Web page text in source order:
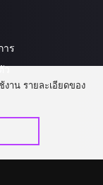
าร
ว
งาน รายละเอียดของ